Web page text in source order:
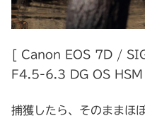
[ Canon EOS 7D /
F4.5-6.3 DG OS HSM
捕獲したら、そのままほ